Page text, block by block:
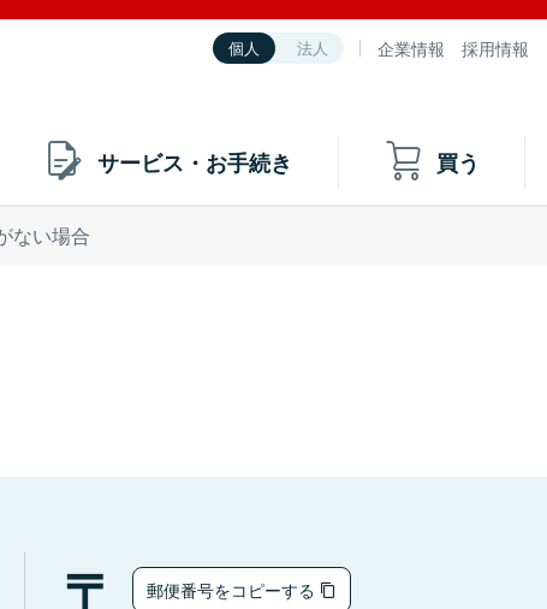
個人 法人 企業情報 採用情報
サービス・お手続き 買う
ない場合
郵便番号をコピーする